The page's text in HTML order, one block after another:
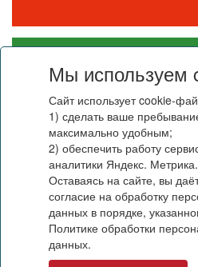
потребностями
Поддержать
Мы используем
Сайт использует cookie-
1) сделать ваше
максимально удобным;
2) обеспечить работу
аналитики Яндекс. Метрика.
Оставаясь на сайте, вы
согласие на обработку
данных в порядке,
Политике обработки
данных.